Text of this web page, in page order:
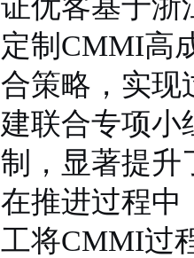
证优客基于浙
定制CMMI高
合策略，实现
建联合专项小
制，显著提升
在推进过程中
工将CMMI过